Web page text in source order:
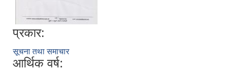
प्रकार:
सूचना तथा समाचार
आर्थिक वर्ष: